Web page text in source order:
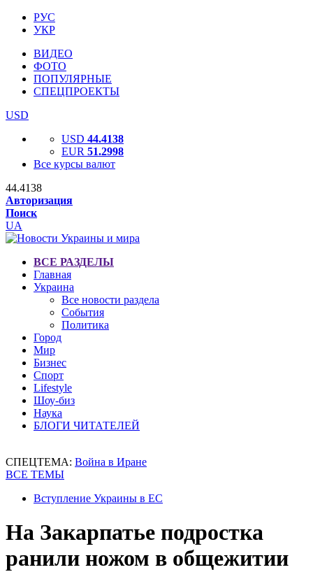
РУС
УКР
ВИДЕО
ФОТО
ПОПУЛЯРНЫЕ
СПЕЦПРОЕКТЫ
USD
USD 44.4138
EUR 51.2998
Все курсы валют
44.4138
Авторизация
Поиск
UA
ВСЕ РАЗДЕЛЫ
Главная
Украина
Все новости раздела
События
Политика
Город
Мир
Бизнес
Спорт
Lifestyle
Шоу-биз
Наука
БЛОГИ ЧИТАТЕЛЕЙ
СПЕЦТЕМА: Война в Иране
ВСЕ ТЕМЫ
Вступление Украины в ЕС
На Закарпатье подростка
ранили ножом в общежитии